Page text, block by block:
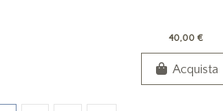
40,00 €
Acquista